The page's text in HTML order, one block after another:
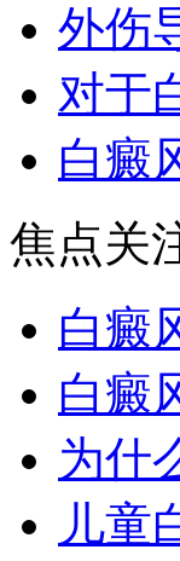
外伤
对于
白癜
焦点关
白癜
白癜
为什
儿童